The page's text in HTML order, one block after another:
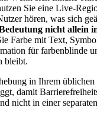
Sie eine Live-
hören, was sich
nicht allein
Farbe mit Text,
für farbenblinde
bleibt.
in Ihrem üblichen
damit
nicht in einer